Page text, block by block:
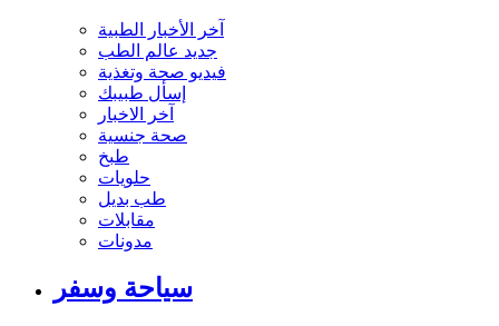
آخر الأخبار الطبية
جديد عالم الطب
فيديو صحة وتغذية
إسأل طبيبك
آخر الاخبار
صحة جنسية
طبخ
حلويات
طب بديل
مقابلات
مدونات
سياحة وسفر